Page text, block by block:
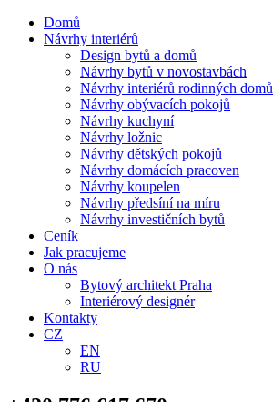
Domů
Návrhy interiérů
Design bytů a domů
Návrhy bytů v novostavbách
Návrhy interiérů rodinných domů
Návrhy obývacích pokojů
Návrhy kuchyní
Návrhy ložnic
Návrhy dětských pokojů
Návrhy domácích pracoven
Návrhy koupelen
Návrhy předsíní na míru
Návrhy investičních bytů
Ceník
Jak pracujeme
O nás
Bytový architekt Praha
Interiérový designér
Kontakty
CZ
EN
RU